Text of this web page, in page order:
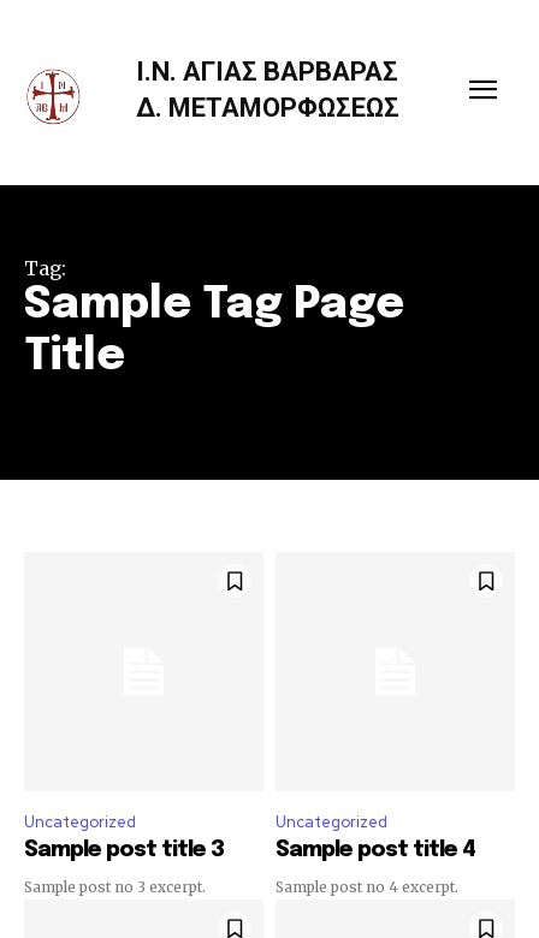
Ι.Ν. ΑΓΙΑΣ ΒΑΡΒΑΡΑΣ
Δ. ΜΕΤΑΜΟΡΦΩΣΕΩΣ
Tag:
Sample Tag Page
Title
Uncategorized
Sample post title 3
Sample post no 3 excerpt.
Uncategorized
Sample post title 4
Sample post no 4 excerpt.